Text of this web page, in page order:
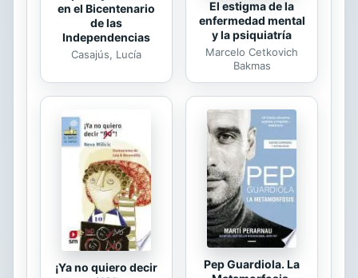
en el Bicentenario
de las
Independencias
Casajús, Lucía
El estigma de la
enfermedad mental
y la psiquiatría
Marcelo Cetkovich
Bakmas
¡Ya no quiero decir
Pep Guardiola. La